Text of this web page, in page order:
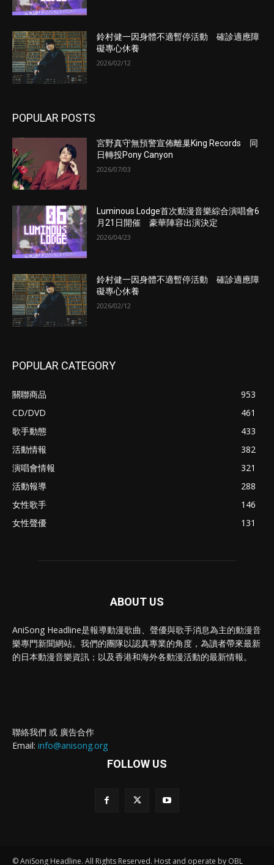
鈴村健一因身體不適暫停活動 確診適應障
礙專心休養
2026/02/12
POPULAR POSTS
宮野真守無預警宣佈離巢King Records 同
日轉投Pony Canyon
2026/07/03
Luminous Lodge首次動漫音樂綜合演唱會6
月21日開催 豪華陣容出演決定
2026/04/23
鈴村健一因身體不適暫停活動 確診適應障
礙專心休養
2026/02/12
POPULAR CATEGORY
關聯商品
953
CD/DVD
461
歌手動態
433
活動情報
382
演唱會情報
321
活動報導
288
女性歌手
146
女性聲優
131
ABOUT US
AniSong Headline是報導動漫歌曲、聲優與歌手消息為主的動漫音
樂專門新聞網站。我們的團隊以認真專業的角度，為讀者帶來最新
的日本動漫音樂資訊；以及香港和海外各動漫活動的最新情報。
聯絡我們 或 廣告合作
Email: info@anisong.org
FOLLOW US
© AniSong Headline. All Rights Reserved. Host and operate by OBL